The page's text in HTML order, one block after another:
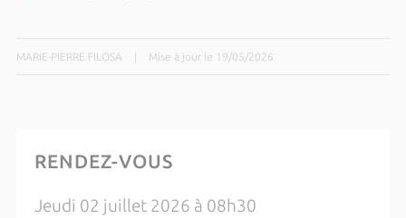
MARIE-PIERRE FILOSA Mise à jour le 19/05/2026
RENDEZ-VOUS
Jeudi 02 juillet 2026 à 08h30